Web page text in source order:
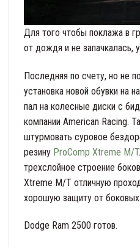
Для того чтобы поклажа в
от дождя и не запачкалась,
Последняя по счету, но не
установка новой обувки на
пал на колесные диски с
компании American Racing.
штурмовать суровое
резину ProComp Xtreme M/T
трехслойное строение
Xtreme M/T отличную
хорошую защиту от боковых
Dodge Ram 2500 готов.